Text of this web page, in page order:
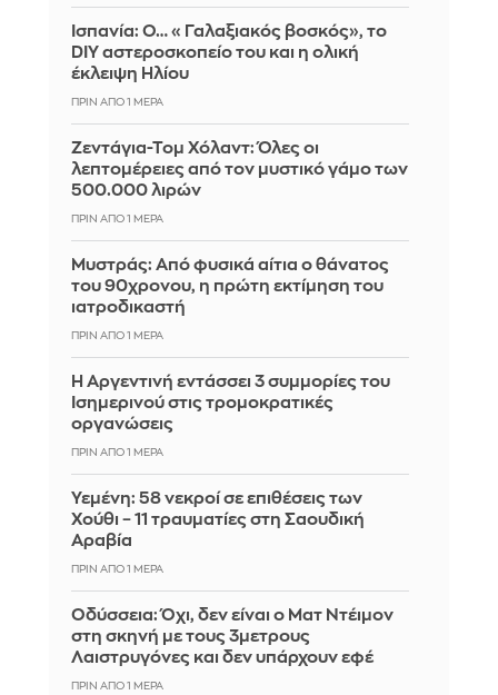
Ισπανία: Ο… «Γαλαξιακός βοσκός», το
DIY αστεροσκοπείο του και η ολική
έκλειψη Ηλίου
ΠΡΙΝ ΑΠΌ 1 ΜΈΡΑ
Ζεντάγια-Τομ Χόλαντ: Όλες οι
λεπτομέρειες από τον μυστικό γάμο των
500.000 λιρών
ΠΡΙΝ ΑΠΌ 1 ΜΈΡΑ
Μυστράς: Από φυσικά αίτια ο θάνατος
του 90χρονου, η πρώτη εκτίμηση του
ιατροδικαστή
ΠΡΙΝ ΑΠΌ 1 ΜΈΡΑ
Η Αργεντινή εντάσσει 3 συμμορίες του
Ισημερινού στις τρομοκρατικές
οργανώσεις
ΠΡΙΝ ΑΠΌ 1 ΜΈΡΑ
Υεμένη: 58 νεκροί σε επιθέσεις των
Χούθι – 11 τραυματίες στη Σαουδική
Αραβία
ΠΡΙΝ ΑΠΌ 1 ΜΈΡΑ
Οδύσσεια: Όχι, δεν είναι ο Ματ Ντέιμον
στη σκηνή με τους 3μετρους
Λαιστρυγόνες και δεν υπάρχουν εφέ
ΠΡΙΝ ΑΠΌ 1 ΜΈΡΑ